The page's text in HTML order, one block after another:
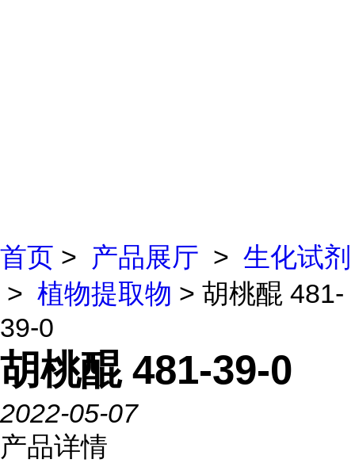
首页 > 产品展厅 > 生化试剂
> 植物提取物 > 胡桃醌 481-
39-0
胡桃醌 481-39-0
2022-05-07
产品详情